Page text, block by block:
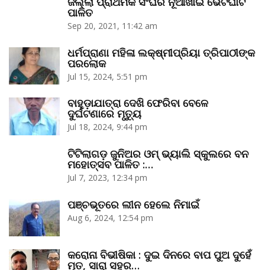
ପାଳିତ
Sep 20, 2021, 11:42 am
ଧର୍ମପ୍ରାଣା ମହିଳା ଲକ୍ଷ୍ମୀପ୍ରିୟା ତ୍ରିପାଠୀଙ୍କ
ପରଲୋକ
Jul 15, 2024, 5:51 pm
ବାହୁଡ଼ାଯାତ୍ରା ଦେଖି ଫେରିବା ବେଳେ
ଦୁର୍ଘଟଣାରେ ମୃତ୍ୟୁ
Jul 18, 2024, 9:44 pm
ଟିଟିଲାଗଡ଼ ଜୁନିଅର ଓମ୍‌ ଭ୍ୟାଲି ସ୍କୁଲରେ ବନ
ମହୋତ୍ସବ ପାଳିତ :…
Jul 7, 2023, 12:34 pm
ପଞ୍ଚଭୂତରେ ଲୀନ ହେଲେ ନିମାଇଁ
Aug 6, 2024, 12:54 pm
କରୋନା ବିଭୀଷିକା : ଦୁଇ ଦିନରେ ବାପ ପୁଅ ଦୁହେଁ
ମୃତ, ସାରା ସହର…